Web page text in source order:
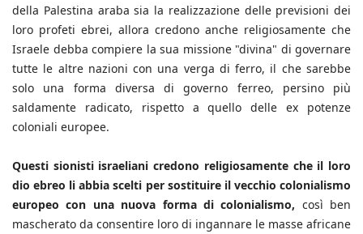
della Palestina araba sia la realizzazione delle previsioni dei
loro profeti ebrei, allora credono anche religiosamente che
Israele debba compiere la sua missione "divina" di governare
tutte le altre nazioni con una verga di ferro, il che sarebbe
solo una forma diversa di governo ferreo, persino più
saldamente radicato, rispetto a quello delle ex potenze
coloniali europee.
Questi sionisti israeliani credono religiosamente che il loro
dio ebreo li abbia scelti per sostituire il vecchio colonialismo
europeo con una nuova forma di colonialismo, così ben
mascherato da consentire loro di ingannare le masse africane